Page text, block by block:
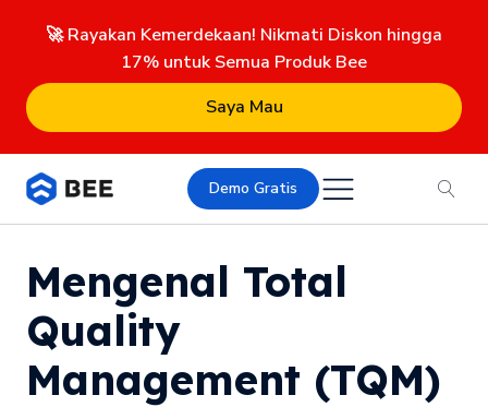
🚀 Rayakan Kemerdekaan! Nikmati Diskon hingga
17% untuk Semua Produk Bee
Saya Mau
Demo Gratis
Mengenal Total
Quality
Management (TQM)